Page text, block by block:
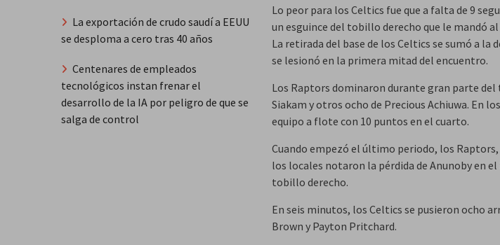
Lo peor para los Celtics fue que a falta de 9
un esguince del tobillo derecho que le mandó
La retirada del base de los Celtics se sumó a
se lesionó en la primera mitad del encuentro.
Los Raptors dominaron durante gran parte del
Siakam y otros ocho de Precious Achiuwa. En
equipo a flote con 10 puntos en el cuarto.
Cuando empezó el último periodo, los
los locales notaron la pérdida de Anunoby en
tobillo derecho.
En seis minutos, los Celtics se pusieron ocho
Brown y Payton Pritchard.
La exportación de crudo saudí a EEUU
se desploma a cero tras 40 años
Centenares de empleados
tecnológicos instan frenar el
desarrollo de la IA por peligro de que se
salga de control